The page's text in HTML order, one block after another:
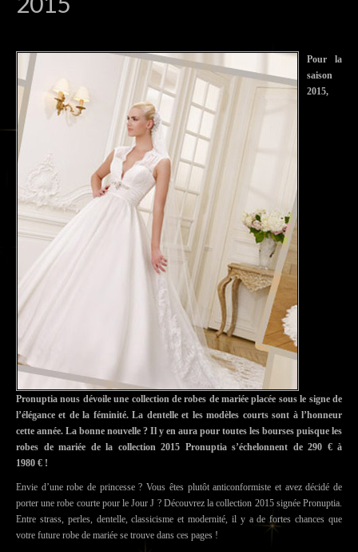
Pour la
saison
2015,
Pronuptia nous dévoile une collection de robes de mariée placée sous le signe de
l’élégance et de la féminité. La dentelle et les modèles courts sont à l’honneur
cette année. La bonne nouvelle ? Il y en aura pour toutes les bourses puisque les
robes de mariée de la collection 2015 Pronuptia s’échelonnent de 290 € à
1980 € !
Envie d’une robe de princesse ? Vous êtes plutôt anticonformiste et avez décidé de
porter une robe courte pour le Jour J ? Découvrez la collection 2015 signée Pronuptia.
Entre strass, perles, dentelle, classicisme et modernité, il y a de fortes chances que
votre future robe de mariée se trouve dans ces pages !